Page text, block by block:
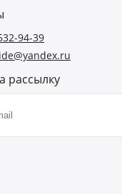
94-39
рассылку